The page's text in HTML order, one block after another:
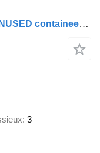
Lider 2026 YEAR NEW MODELS UNUSED containeer flatbed
3